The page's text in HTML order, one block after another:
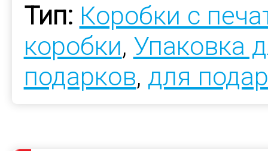
Тип: Коробки с
коробки, Упаковка
подарков, для